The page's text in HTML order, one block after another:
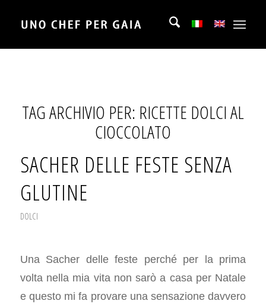
TAG ARCHIVIO PER: RICETTE DOLCI AL
CIOCCOLATO
SACHER DELLE FESTE SENZA
GLUTINE
DOLCI
Una Sacher delle feste perché per la prima
volta nella mia vita non sarò a casa per Natale
e questo mi fa provare una sensazione davvero